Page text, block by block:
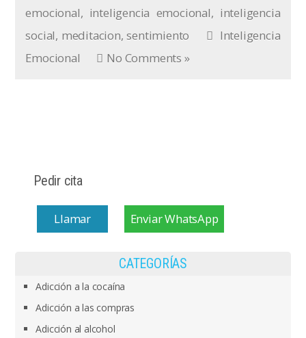
emocional, inteligencia emocional, inteligencia
social, meditacion,sentimiento
Inteligencia
Emocional
No Comments »
Pedir cita
Llamar Enviar WhatsApp
CATEGORÍAS
Adicción a la cocaína
Adicción a las compras
Adicción al alcohol